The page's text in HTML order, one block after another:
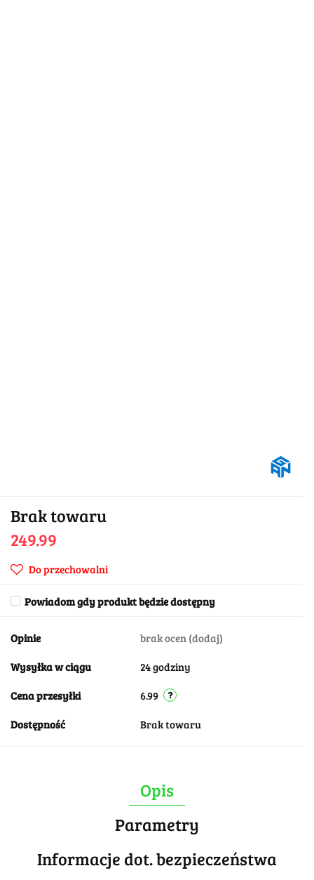
Brak towaru
249.99
Do przechowalni
Powiadom gdy produkt będzie dostępny
Opinie brak ocen (dodaj)
Wysyłka w ciągu 24 godziny
Cena przesyłki 6.99
Dostępność Brak towaru
Opis
Parametry
Informacje dot. bezpieczeństwa